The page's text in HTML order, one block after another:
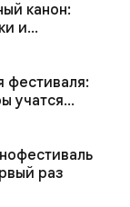
канон:
и
кино
фестиваля:
учатся
кино
раз